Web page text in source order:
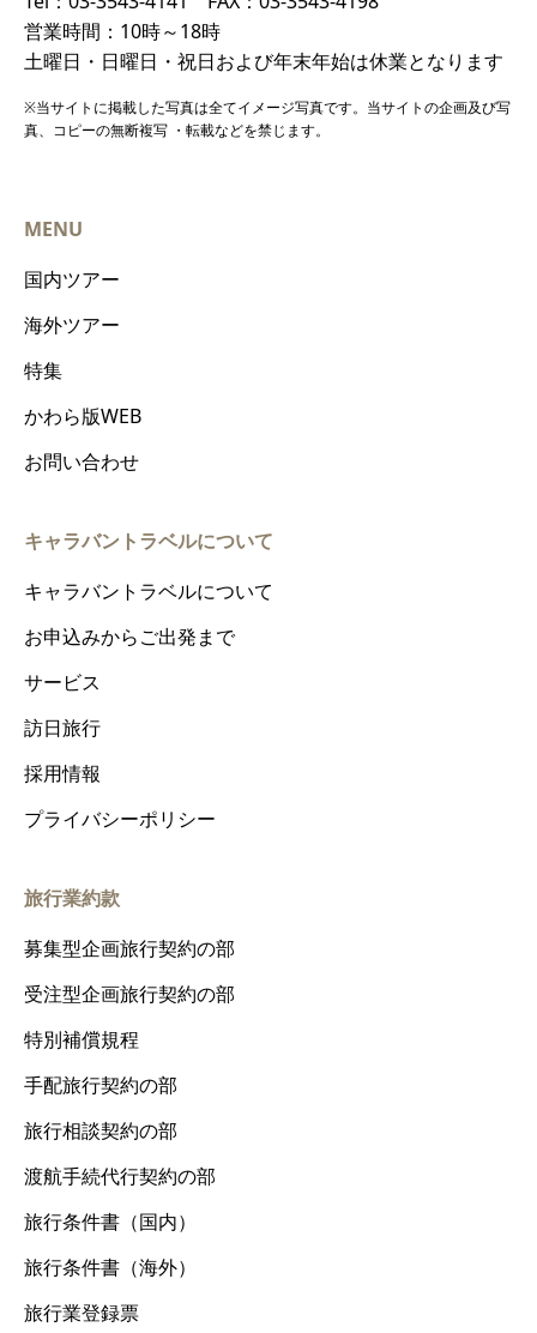
営業時間：10時～18時
土曜日・日曜日・祝日および年末年始は休業となります
※当サイトに掲載した写真は全てイメージ写真です。当サイトの企画及び写
真、コピーの無断複写 ・転載などを禁じます。
MENU
国内ツアー
海外ツアー
特集
かわら版WEB
お問い合わせ
キャラバントラベルについて
キャラバントラベルについて
お申込みからご出発まで
サービス
訪日旅行
採用情報
プライバシーポリシー
旅行業約款
募集型企画旅行契約の部
受注型企画旅行契約の部
特別補償規程
手配旅行契約の部
旅行相談契約の部
渡航手続代行契約の部
旅行条件書（国内）
旅行条件書（海外）
旅行業登録票